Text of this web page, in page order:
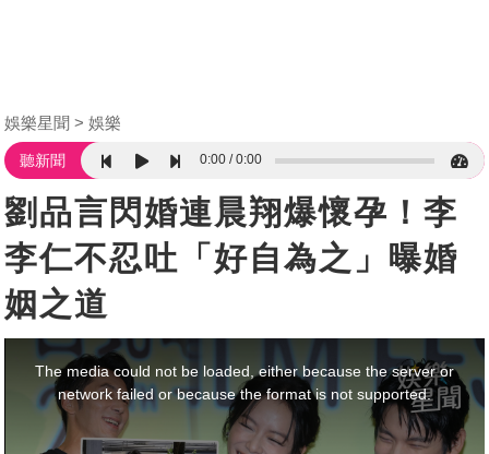
娛樂星聞 娛樂
聽新聞 0:00 0:00
劉品言閃婚連晨翔爆懷孕！李
李仁不忍吐「好自為之」曝婚
姻之道
The media could not be loaded, either because the server or
network failed or because the format is not supported.